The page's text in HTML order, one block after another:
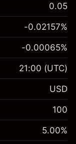
0.05
$1,000.00
-0.021568
%
(-$4.31)
-0.02157%
$1,000.00
-0.000654
-0.00065%
21:00 (UTC)
USD
100
5.00%